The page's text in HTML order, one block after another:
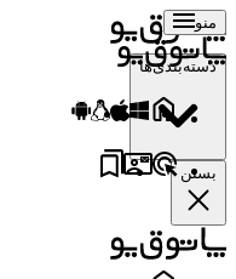
منو
دسته‌بندی‌ها
بستن